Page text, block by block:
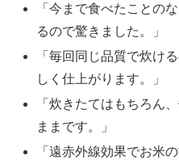
「今まで食べたことの
るので驚きました。」
「毎回同じ品質で炊け
しく仕上がります。」
「炊きたてはもちろん
ままです。」
「遠赤外線効果でお米